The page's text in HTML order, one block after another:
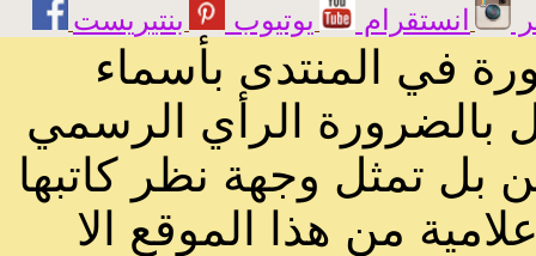
انستقرام يوتيوب
في المنتدى بأسماء
بالضرورة الرأي الرسمي
بل تمثل وجهة نظر كاتبها
من هذا الموقع الا